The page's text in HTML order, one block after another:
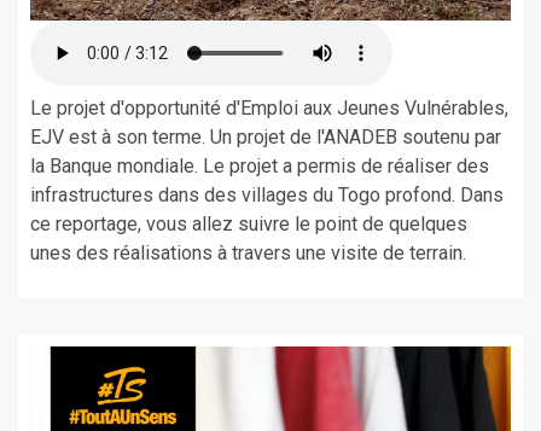
Le projet d'opportunité d'Emploi aux Jeunes Vulnérables,
EJV est à son terme. Un projet de l'ANADEB soutenu par
la Banque mondiale. Le projet a permis de réaliser des
infrastructures dans des villages du Togo profond. Dans
ce reportage, vous allez suivre le point de quelques
unes des réalisations à travers une visite de terrain.